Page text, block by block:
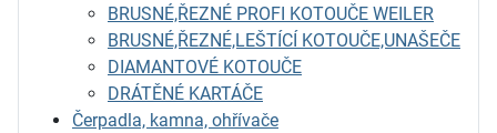
BRUSNÉ,ŘEZNÉ PROFI KOTOUČE WEILER
BRUSNÉ,ŘEZNÉ,LEŠTÍCÍ KOTOUČE,UNAŠEČE
DIAMANTOVÉ KOTOUČE
DRÁTĚNÉ KARTÁČE
Čerpadla, kamna, ohřívače